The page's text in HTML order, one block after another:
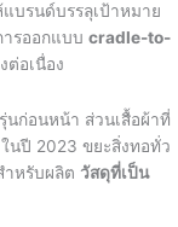
บรนด์บรรลุเป้าหมาย
รออกแบบ cradle-to-
ต่อเนื่อง
นก่อนหน้า ส่วนเสื้อผ้าที่
นปี 2023 ขยะสิ่งทอทั่ว
ำหรับผลิต วัสดุที่เป็น